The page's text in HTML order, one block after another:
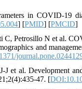
in COVID-19
] [PMID] [PMCID]
Petrosillo N et al.
and
et al. Development
47. [